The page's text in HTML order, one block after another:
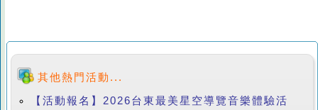
其他熱門活動...
【活動報名】2026台東最美星空導覽音樂體驗活